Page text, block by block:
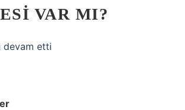
VAR MI?
devam etti